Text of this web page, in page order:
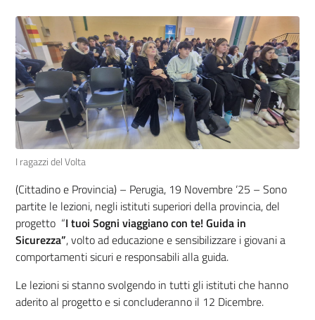
I ragazzi del Volta
(Cittadino e Provincia) – Perugia, 19 Novembre ‘25 – Sono
partite le lezioni, negli istituti superiori della provincia, del
progetto “I tuoi Sogni viaggiano con te! Guida in
Sicurezza”, volto ad educazione e sensibilizzare i giovani a
comportamenti sicuri e responsabili alla guida.
Le lezioni si stanno svolgendo in tutti gli istituti che hanno
aderito al progetto e si concluderanno il 12 Dicembre.